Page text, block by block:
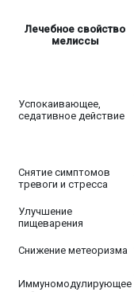
Лечебное свойство
мелиссы
Успокаивающее,
седативное действие
Снятие симптомов
тревоги и стресса
Улучшение
пищеварения
Снижение метеоризма
Иммуномодулирующее